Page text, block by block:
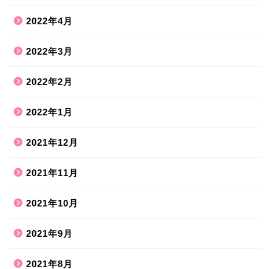
2022年4月
2022年3月
2022年2月
2022年1月
2021年12月
2021年11月
2021年10月
2021年9月
2021年8月